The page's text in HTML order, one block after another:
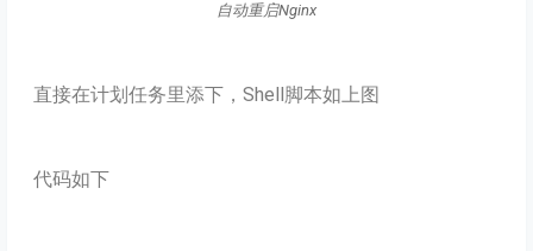
自动重启Nginx
直接在计划任务里添下，Shell脚本如上图
代码如下